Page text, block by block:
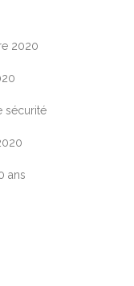
2020
sécurité
ans